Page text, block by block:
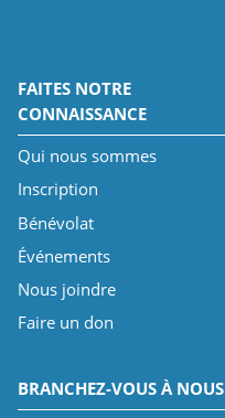
FAITES NOTRE
CONNAISSANCE
Qui nous sommes
Inscription
Bénévolat
Événements
Nous joindre
Faire un don
BRANCHEZ-VOUS À NOUS